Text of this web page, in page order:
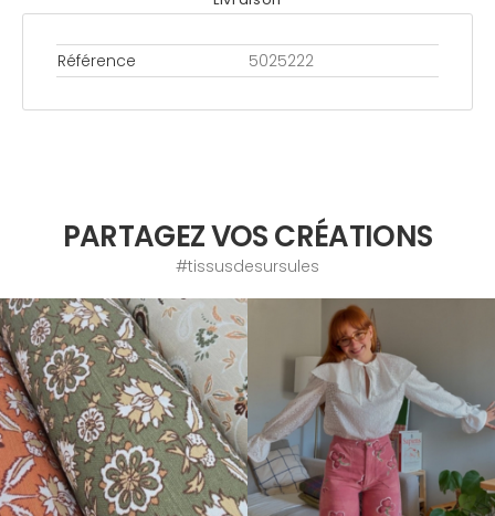
Référence 5025222
PARTAGEZ VOS CRÉATIONS
#tissusdesursules